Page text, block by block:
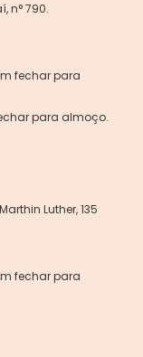
n° 790.
fechar para
para almoço.
Luther, 135
fechar para